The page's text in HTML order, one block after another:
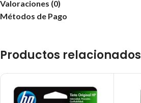
Valoraciones (0)
Métodos de Pago
Productos relacionados